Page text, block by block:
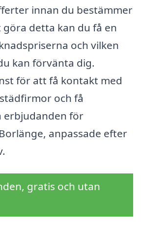
innan du bestämmer
detta kan du få en
och vilken
kan förvänta dig.
för att få kontakt med
och få
erbjudanden för
anpassade efter
gratis och utan